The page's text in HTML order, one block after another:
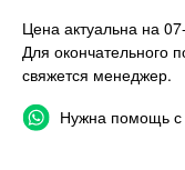
Цена актуальна на
Для окончательного
свяжется менеджер.
Нужна помощь